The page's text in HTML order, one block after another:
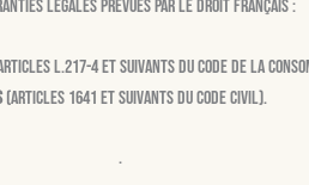
légales prévues par le droit français :
L.217-4 et suivants du Code de la
(articles 1641 et suivants du Code civil).
.